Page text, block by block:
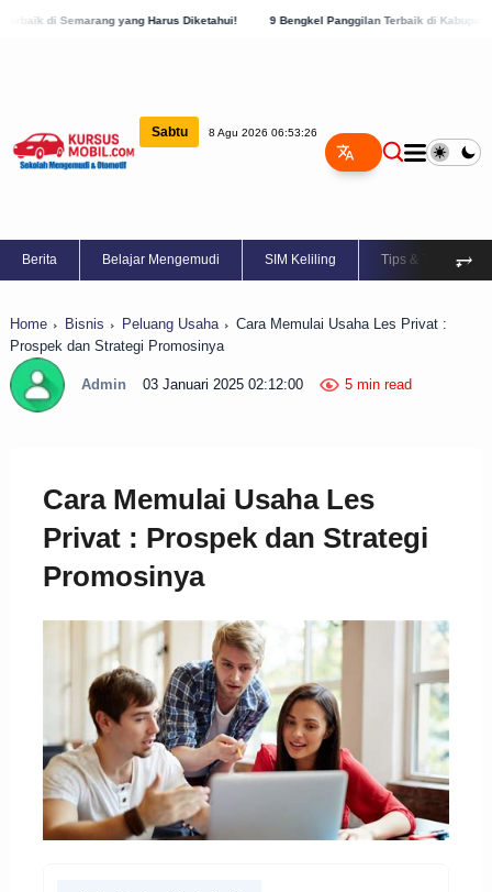
yang Harus Diketahui! 9 Bengkel Panggilan Terbaik di Kabupaten Semarang, Cek
Sabtu 8 Agu 2026 06:53:27
Berita Belajar Mengemudi SIM Keliling Tips & Trik ⥅
Home Bisnis Peluang Usaha
Cara Memulai Usaha Les Privat :
Prospek dan Strategi Promosinya
Admin 03 Januari 2025 02:12:00 5 min read
Cara Memulai Usaha Les
Privat : Prospek dan Strategi
Promosinya